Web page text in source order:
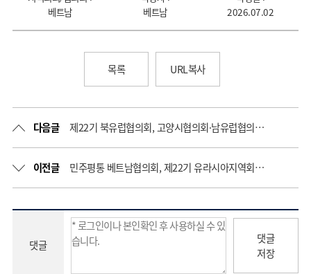
베트남
베트남
2026.07.02
목록 URL복사
다음글 제22기 북유럽협의회, 고양시협의회·남유럽협의회와 자매결연 실천 선언식 개최
이전글 민주평통 베트남협의회, 제22기 유라시아지역회의 참가 및 2분기 정기회의 개최
댓글
댓글
저장